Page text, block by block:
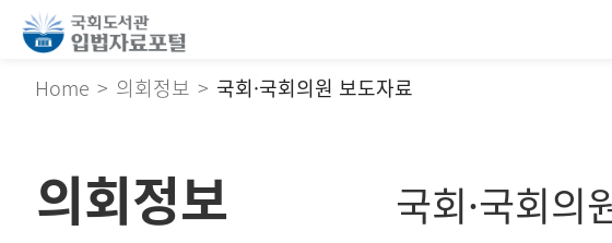
Home 의회정보 국회·국회의원 보도자료
의회정보 국회·국회의